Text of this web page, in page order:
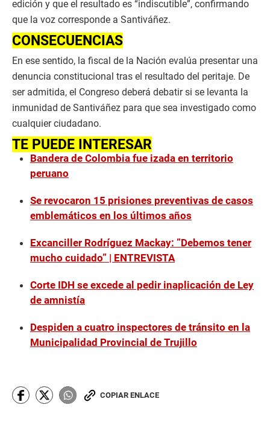
edición y que el resultado es “indiscutible”, confirmando
que la voz corresponde a Santiváñez.
CONSECUENCIAS
En ese sentido, la fiscal de la Nación evalúa presentar una
denuncia constitucional tras el resultado del peritaje. De
ser admitida, el Congreso deberá debatir si se levanta la
inmunidad de Santiváñez para que sea investigado como
cualquier ciudadano.
TE PUEDE INTERESAR
Bandera de Colombia fue izada en territorio
peruano
Se revocaron 15 prisiones preventivas de casos
emblemáticos en los últimos años
Excanciller Rodríguez Mackay: ”Debemos tener
mucho cuidado” | ENTREVISTA
Corte IDH se excede al pedir inaplicación de Ley
de amnistía
Despiden a cuatro inspectores de tránsito en la
Municipalidad Provincial de Trujillo
COPIAR ENLACE